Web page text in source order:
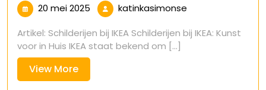
20 mei 2025 20
mei
2025
katinkasimonse
Artikel: Schilderijen bij IKEA Schilderijen bij IKEA: Kunst
voor in Huis IKEA staat bekend om [...]
View MoreView
More